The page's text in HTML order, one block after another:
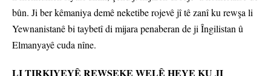
bûn. Ji ber kêmaniya demê neketibe rojevê jî tê zanî ku rewşa li
Yewnanistanê bi taybetî di mijara penaberan de ji Îngilistan û
Elmanyayê cuda nîne.
LI TIRKIYEYÊ REWŞEKE WELÊ HEYE KU JI